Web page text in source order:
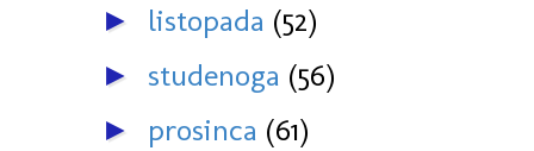
► listopada (52)
► studenoga (56)
► prosinca (61)